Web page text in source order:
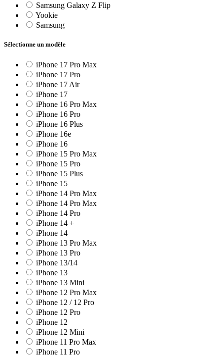
Samsung Galaxy Z Flip
Yookie
Samsung
Sélectionne un modèle
iPhone 17 Pro Max
iPhone 17 Pro
iPhone 17 Air
iPhone 17
iPhone 16 Pro Max
iPhone 16 Pro
iPhone 16 Plus
iPhone 16e
iPhone 16
iPhone 15 Pro Max
iPhone 15 Pro
iPhone 15 Plus
iPhone 15
iPhone 14 Pro Max
iPhone 14 Pro Max
iPhone 14 Pro
iPhone 14 +
iPhone 14
iPhone 13 Pro Max
iPhone 13 Pro
iPhone 13/14
iPhone 13
iPhone 13 Mini
iPhone 12 Pro Max
iPhone 12 / 12 Pro
iPhone 12 Pro
iPhone 12
iPhone 12 Mini
iPhone 11 Pro Max
iPhone 11 Pro